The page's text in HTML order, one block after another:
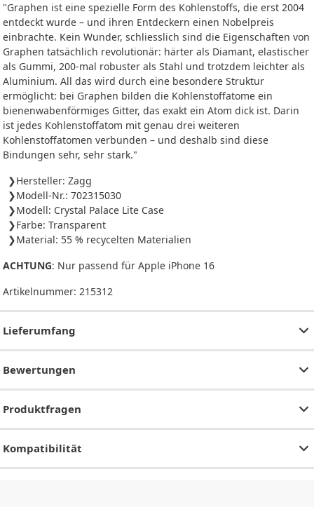
"Graphen ist eine spezielle Form des Kohlenstoffs, die erst 2004
entdeckt wurde – und ihren Entdeckern einen Nobelpreis
einbrachte. Kein Wunder, schliesslich sind die Eigenschaften von
Graphen tatsächlich revolutionär: härter als Diamant, elastischer
als Gummi, 200-mal robuster als Stahl und trotzdem leichter als
Aluminium. All das wird durch eine besondere Struktur
ermöglicht: bei Graphen bilden die Kohlenstoffatome ein
bienenwabenförmiges Gitter, das exakt ein Atom dick ist. Darin
ist jedes Kohlenstoffatom mit genau drei weiteren
Kohlenstoffatomen verbunden – und deshalb sind diese
Bindungen sehr, sehr stark."
Hersteller: Zagg
Modell-Nr.: 702315030
Modell: Crystal Palace Lite Case
Farbe: Transparent
Material: 55 % recycelten Materialien
ACHTUNG: Nur passend für Apple iPhone 16
Artikelnummer: 215312
Lieferumfang
Bewertungen
Produktfragen
Kompatibilität